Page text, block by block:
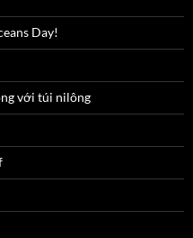
Day!
với túi nilông